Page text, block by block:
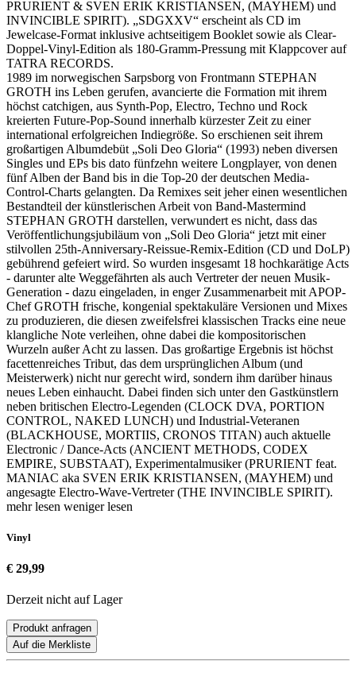
PRURIENT & SVEN ERIK KRISTIANSEN, (MAYHEM) und
INVINCIBLE SPIRIT). „SDGXXV“ erscheint als CD im
Jewelcase-Format inklusive achtseitigem Booklet sowie als Clear-
Doppel-Vinyl-Edition als 180-Gramm-Pressung mit Klappcover auf
TATRA RECORDS.
1989 im norwegischen Sarpsborg von Frontmann STEPHAN
GROTH ins Leben gerufen, avancierte die Formation mit ihrem
höchst catchigen, aus Synth-Pop, Electro, Techno und Rock
kreierten Future-Pop-Sound innerhalb kürzester Zeit zu einer
international erfolgreichen Indiegröße. So erschienen seit ihrem
großartigen Albumdebüt „Soli Deo Gloria“ (1993) neben diversen
Singles und EPs bis dato fünfzehn weitere Longplayer, von denen
fünf Alben der Band bis in die Top-20 der deutschen Media-
Control-Charts gelangten. Da Remixes seit jeher einen wesentlichen
Bestandteil der künstlerischen Arbeit von Band-Mastermind
STEPHAN GROTH darstellen, verwundert es nicht, dass das
Veröffentlichungsjubiläum von „Soli Deo Gloria“ jetzt mit einer
stilvollen 25th-Anniversary-Reissue-Remix-Edition (CD und DoLP)
gebührend gefeiert wird. So wurden insgesamt 18 hochkarätige Acts
- darunter alte Weggefährten als auch Vertreter der neuen Musik-
Generation - dazu eingeladen, in enger Zusammenarbeit mit APOP-
Chef GROTH frische, kongenial spektakuläre Versionen und Mixes
zu produzieren, die diesen zweifelsfrei klassischen Tracks eine neue
klangliche Note verleihen, ohne dabei die kompositorischen
Wurzeln außer Acht zu lassen. Das großartige Ergebnis ist höchst
facettenreiches Tribut, das dem ursprünglichen Album (und
Meisterwerk) nicht nur gerecht wird, sondern ihm darüber hinaus
neues Leben einhaucht. Dabei finden sich unter den Gastkünstlern
neben britischen Electro-Legenden (CLOCK DVA, PORTION
CONTROL, NAKED LUNCH) und Industrial-Veteranen
(BLACKHOUSE, MORTIIS, CRONOS TITAN) auch aktuelle
Electronic / Dance-Acts (ANCIENT METHODS, CODEX
EMPIRE, SUBSTAAT), Experimentalmusiker (PRURIENT feat.
MANIAC aka SVEN ERIK KRISTIANSEN, (MAYHEM) und
angesagte Electro-Wave-Vertreter (THE INVINCIBLE SPIRIT).
mehr lesen weniger lesen
Vinyl
€ 29,99
Derzeit nicht auf Lager
Produkt anfragen
Auf die Merkliste